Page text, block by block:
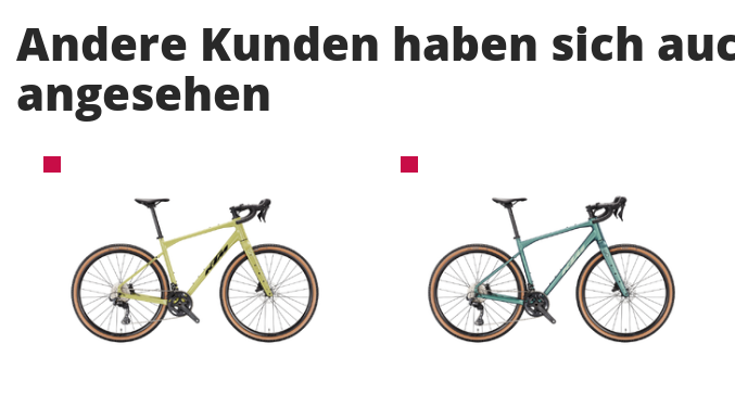
Andere Kunden haben sich
angesehen